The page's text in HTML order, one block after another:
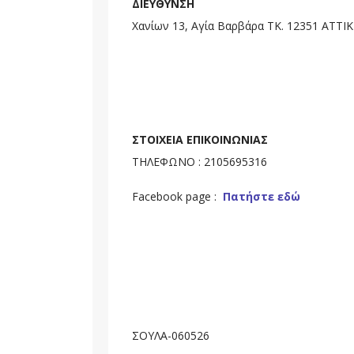
ΔΙΕΥΘΥΝΣΗ
Χανίων 13, Αγία Βαρβάρα ΤΚ. 12351
ΣΤΟΙΧΕΙΑ ΕΠΙΚΟΙΝΩΝΙΑΣ
ΤΗΛΕΦΩΝΟ : 2105695316
Facebook page : Πατήστε εδώ
ΣΟΥΛΑ-060526